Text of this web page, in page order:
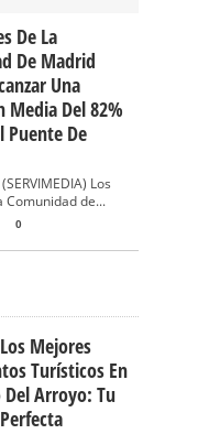
De La
De Madrid
Una
Media Del 82%
Puente De
Los
Comunidad de...
0
Mejores
Turísticos En
Del Arroyo: Tu